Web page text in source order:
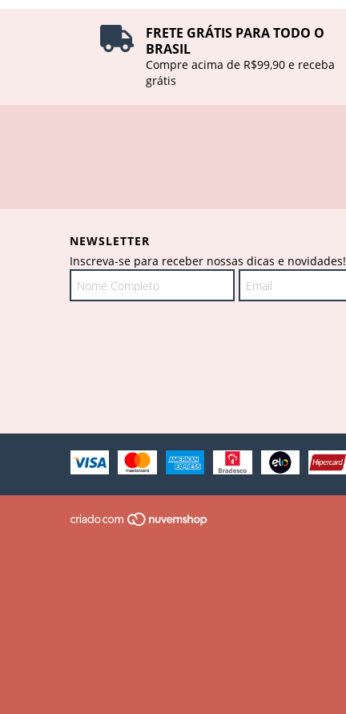
FRETE GRÁTIS PARA TODO O
BRASIL
Compre acima de R$99,90 e receba
grátis
NEWSLETTER
Inscreva-se para receber nossas dicas e novidades!